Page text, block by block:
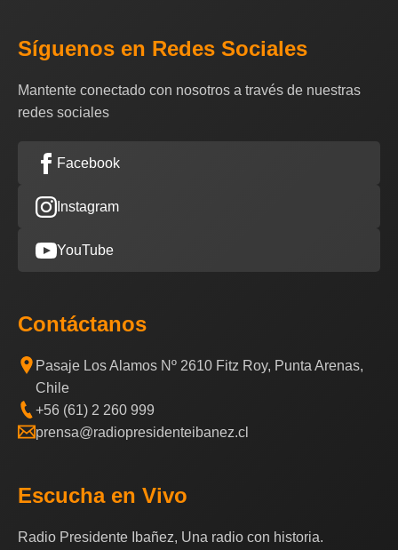
Síguenos en Redes Sociales
Mantente conectado con nosotros a través de nuestras
redes sociales
Facebook
Instagram
YouTube
Contáctanos
Pasaje Los Alamos Nº 2610 Fitz Roy, Punta Arenas,
Chile
+56 (61) 2 260 999
prensa@radiopresidenteibanez.cl
Escucha en Vivo
Radio Presidente Ibañez, Una radio con historia.